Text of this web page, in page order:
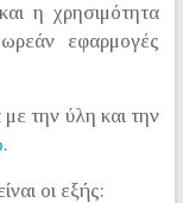
η χρησιμότητα
εφαρμογές
με την ύλη και την
.
οι εξής: